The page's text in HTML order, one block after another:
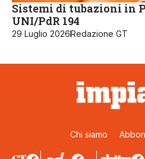
Sistemi di tubazioni in
UNI/PdR 194
29 Luglio 2026Redazione GT
Chi siamo